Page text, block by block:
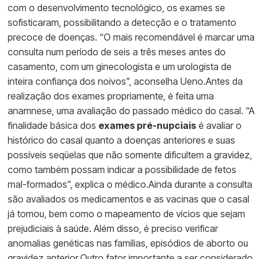
com o desenvolvimento tecnológico, os exames se
sofisticaram, possibilitando a detecção e o tratamento
precoce de doenças. “O mais recomendável é marcar uma
consulta num período de seis a três meses antes do
casamento, com um ginecologista e um urologista de
inteira confiança dos noivos”, aconselha Ueno.Antes da
realização dos exames propriamente, é feita uma
anamnese, uma avaliação do passado médico do casal. “A
finalidade básica dos exames pré-nupciais é avaliar o
histórico do casal quanto a doenças anteriores e suas
possíveis seqüelas que não somente dificultem a gravidez,
como também possam indicar a possibilidade de fetos
mal-formados”, explica o médico.Ainda durante a consulta
são avaliados os medicamentos e as vacinas que o casal
já tomou, bem como o mapeamento de vícios que sejam
prejudiciais à saúde. Além disso, é preciso verificar
anomalias genéticas nas famílias, episódios de aborto ou